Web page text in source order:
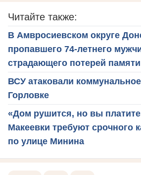
Читайте также:
В Амвросиевском округе
пропавшего 74-летнего
страдающего потерей памяти
ВСУ атаковали
Горловке
«Дом рушится, но вы
Макеевки требуют срочного
по улице Минина